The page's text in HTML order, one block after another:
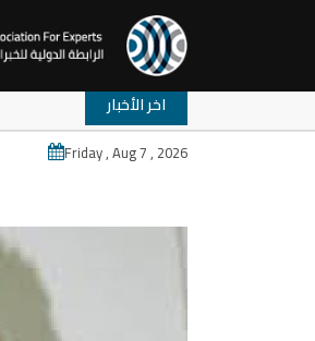
اخر الأخبار
حلقة نقاش: ترامب والمخارج
Friday , Aug 7 , 2026